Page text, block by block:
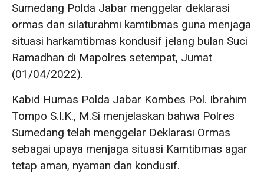
Sumedang Polda Jabar menggelar deklarasi
ormas dan silaturahmi kamtibmas guna menjaga
situasi harkamtibmas kondusif jelang bulan Suci
Ramadhan di Mapolres setempat, Jumat
(01/04/2022).
Kabid Humas Polda Jabar Kombes Pol. Ibrahim
Tompo S.I.K., M.Si menjelaskan bahwa Polres
Sumedang telah menggelar Deklarasi Ormas
sebagai upaya menjaga situasi Kamtibmas agar
tetap aman, nyaman dan kondusif.